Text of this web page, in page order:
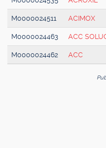
M0000024511 ACIMOX
M0000024463 ACC
M0000024462 ACC